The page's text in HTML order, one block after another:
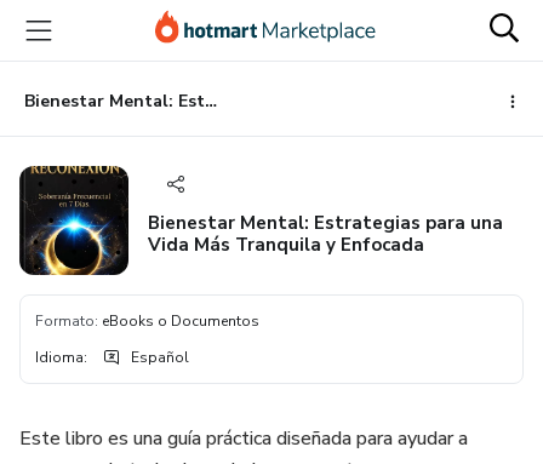
principal
página
de
página
Bienestar Mental: Estrategias para una Vida Más Tranquila y Enfocada
Bienestar Mental: Estrategias para una
Vida Más Tranquila y Enfocada
Formato: eBooks o Documentos
Idioma: Español
Este libro es una guía práctica diseñada para ayudar a